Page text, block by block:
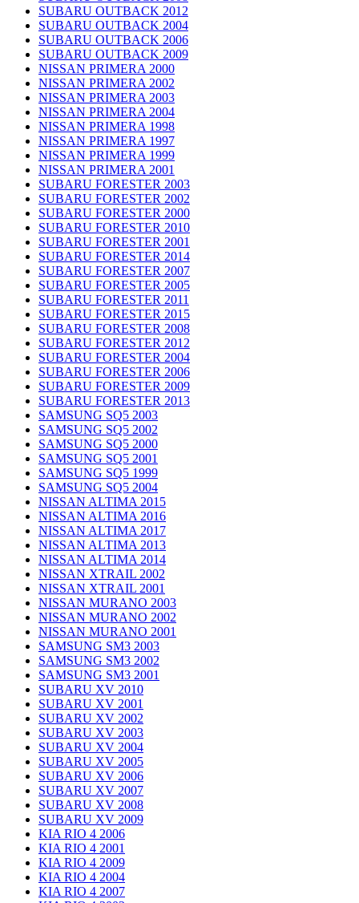
SUBARU OUTBACK 2012
SUBARU OUTBACK 2004
SUBARU OUTBACK 2006
SUBARU OUTBACK 2009
NISSAN PRIMERA 2000
NISSAN PRIMERA 2002
NISSAN PRIMERA 2003
NISSAN PRIMERA 2004
NISSAN PRIMERA 1998
NISSAN PRIMERA 1997
NISSAN PRIMERA 1999
NISSAN PRIMERA 2001
SUBARU FORESTER 2003
SUBARU FORESTER 2002
SUBARU FORESTER 2000
SUBARU FORESTER 2010
SUBARU FORESTER 2001
SUBARU FORESTER 2014
SUBARU FORESTER 2007
SUBARU FORESTER 2005
SUBARU FORESTER 2011
SUBARU FORESTER 2015
SUBARU FORESTER 2008
SUBARU FORESTER 2012
SUBARU FORESTER 2004
SUBARU FORESTER 2006
SUBARU FORESTER 2009
SUBARU FORESTER 2013
SAMSUNG SQ5 2003
SAMSUNG SQ5 2002
SAMSUNG SQ5 2000
SAMSUNG SQ5 2001
SAMSUNG SQ5 1999
SAMSUNG SQ5 2004
NISSAN ALTIMA 2015
NISSAN ALTIMA 2016
NISSAN ALTIMA 2017
NISSAN ALTIMA 2013
NISSAN ALTIMA 2014
NISSAN XTRAIL 2002
NISSAN XTRAIL 2001
NISSAN MURANO 2003
NISSAN MURANO 2002
NISSAN MURANO 2001
SAMSUNG SM3 2003
SAMSUNG SM3 2002
SAMSUNG SM3 2001
SUBARU XV 2010
SUBARU XV 2001
SUBARU XV 2002
SUBARU XV 2003
SUBARU XV 2004
SUBARU XV 2005
SUBARU XV 2006
SUBARU XV 2007
SUBARU XV 2008
SUBARU XV 2009
KIA RIO 4 2006
KIA RIO 4 2001
KIA RIO 4 2009
KIA RIO 4 2004
KIA RIO 4 2007